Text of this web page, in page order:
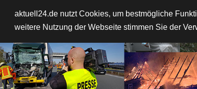
aktuell24.de nutzt Cookies, um bestmögliche
weitere Nutzung der Webseite stimmen Sie der